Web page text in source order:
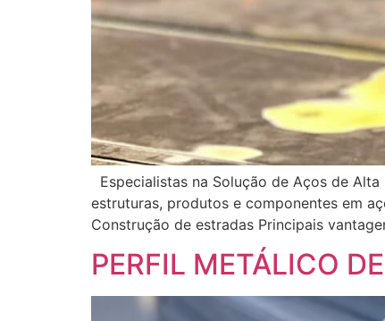
Especialistas na Solução de Aços de
estruturas, produtos e componentes em
Construção de estradas Principais
PERFIL METÁLICO